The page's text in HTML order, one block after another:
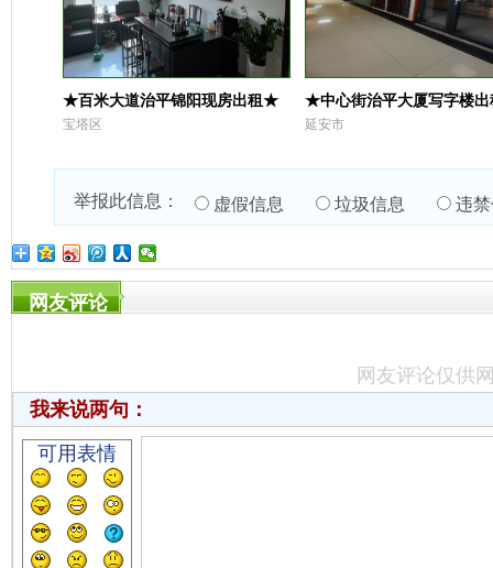
★百米大道治平锦阳现房出租★
宝塔区
★中心街治平大厦写字楼
延安市
举报此信息： 虚假信息 垃圾信息 违
网友评论
网友评论仅供
我来说两句：
可用表情